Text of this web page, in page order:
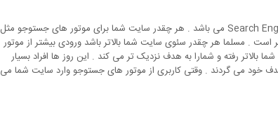
است . مسلما هر چقدر سئوی سایت شما بالاتر باشد ورودی بیشتر از موتور
بالاتر رفته و شمارا به هدف نزدیک تر می کند . این روز ها افراد بسیار
خود می گردند . وقتی کاربری از موتور های جستوجو وارد سایت شما می